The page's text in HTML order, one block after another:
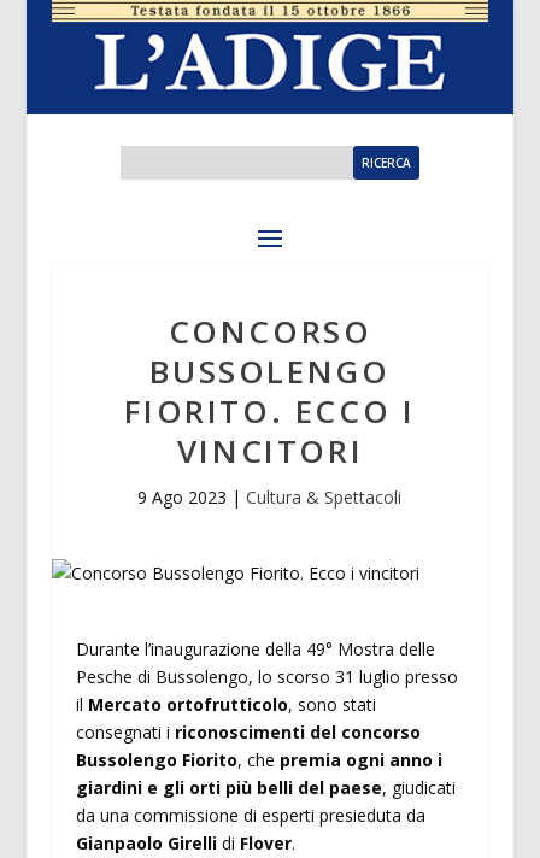
CONCORSO
BUSSOLENGO
FIORITO. ECCO I
VINCITORI
9 Ago 2023 |Cultura & Spettacoli
Durante l’inaugurazione della 49° Mostra delle
Pesche di Bussolengo, lo scorso 31 luglio presso
il Mercato ortofrutticolo, sono stati
consegnati i riconoscimenti del concorso
Bussolengo Fiorito, che premia ogni anno i
giardini e gli orti più belli del paese, giudicati
da una commissione di esperti presieduta da
Gianpaolo Girellidi Flover.